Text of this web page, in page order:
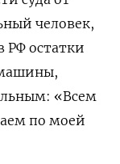
человек,
РФ остатки
«Всем
по моей